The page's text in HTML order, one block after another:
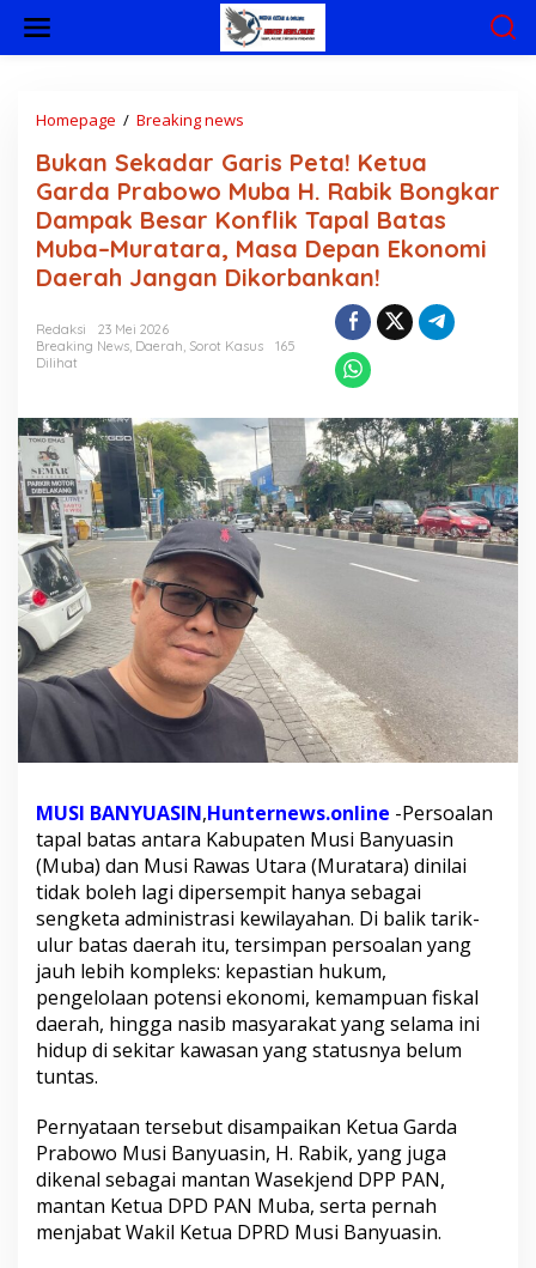
w
Homepage / Breaking news
k
a
n
S
e
k
a
r
r
i
P
e
t
a
!
K
e
t
u
a
G
d
P
r
a
b
o
w
o
u
b
a
H
b
i
k
B
o
n
Bukan Sekadar Garis Peta! Ketua
Garda Prabowo Muba H. Rabik Bongkar
Dampak Besar Konflik Tapal Batas
Muba–Muratara, Masa Depan Ekonomi
Daerah Jangan Dikorbankan!
Redaksi
23 Mei 2026
Breaking News, Daerah, Sorot Kasus
165
Dilihat
MUSI BANYUASIN,Hunternews.online -Persoalan
tapal batas antara Kabupaten Musi Banyuasin
(Muba) dan Musi Rawas Utara (Muratara) dinilai
tidak boleh lagi dipersempit hanya sebagai
sengketa administrasi kewilayahan. Di balik tarik-
ulur batas daerah itu, tersimpan persoalan yang
jauh lebih kompleks: kepastian hukum,
pengelolaan potensi ekonomi, kemampuan fiskal
daerah, hingga nasib masyarakat yang selama ini
hidup di sekitar kawasan yang statusnya belum
tuntas.
Pernyataan tersebut disampaikan Ketua Garda
Prabowo Musi Banyuasin, H. Rabik, yang juga
dikenal sebagai mantan Wasekjend DPP PAN,
mantan Ketua DPD PAN Muba, serta pernah
menjabat Wakil Ketua DPRD Musi Banyuasin.